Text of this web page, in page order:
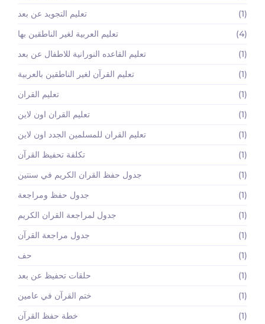
تعليم التجويد عن بعد
(1)
تعليم العربية لغير الناطقين بها
(4)
تعليم القاعده النورانية للاطفال عن بعد
(1)
تعليم القرآن لغير الناطقين بالعربية
(1)
تعليم القران
(1)
تعليم القران اون لاين
(1)
تعليم القران للمسلمين الجدد اون لاين
(1)
تكلفة تحفيظ القرآن
(1)
جدول حفظ القران الكريم في سنتين
(1)
جدول حفظ ومراجعة
(1)
جدول لمراجعة القران الكريم
(1)
جدول مراجعة القرآن
(1)
حف
(1)
حلقات تحفيظ عن بعد
(1)
ختم القرآن في عامين
(1)
خطة حفظ القرآن
(1)